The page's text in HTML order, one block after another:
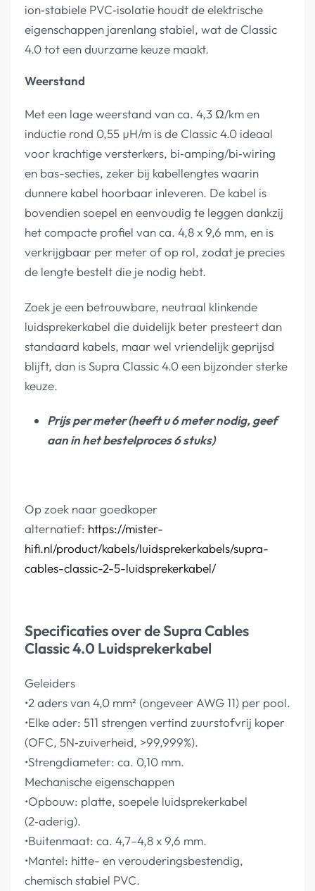
ion‑stabiele PVC‑isolatie houdt de elektrische
eigenschappen jarenlang stabiel, wat de Classic
4.0 tot een duurzame keuze maakt.
Weerstand
Met een lage weerstand van ca. 4,3 Ω/km en
inductie rond 0,55 µH/m is de Classic 4.0 ideaal
voor krachtige versterkers, bi‑amping/bi‑wiring
en bas-secties, zeker bij kabellengtes waarin
dunnere kabel hoorbaar inleveren. De kabel is
bovendien soepel en eenvoudig te leggen dankzij
het compacte profiel van ca. 4,8 x 9,6 mm, en is
verkrijgbaar per meter of op rol, zodat je precies
de lengte bestelt die je nodig hebt.
Zoek je een betrouwbare, neutraal klinkende
luidsprekerkabel die duidelijk beter presteert dan
standaard kabels, maar wel vriendelijk geprijsd
blijft, dan is Supra Classic 4.0 een bijzonder sterke
keuze.
Prijs per meter (heeft u 6 meter nodig, geef
aan in het bestelproces 6 stuks)
Op zoek naar goedkoper
alternatief: https://mister-
hifi.nl/product/kabels/luidsprekerkabels/supra-
cables-classic-2-5-luidsprekerkabel/
Specificaties over de Supra Cables
Classic 4.0 Luidsprekerkabel
Geleiders
•2 aders van 4,0 mm² (ongeveer AWG 11) per pool.
•Elke ader: 511 strengen vertind zuurstofvrij koper
(OFC, 5N‑zuiverheid, >99,999%).
•Strengdiameter: ca. 0,10 mm.
Mechanische eigenschappen
•Opbouw: platte, soepele luidsprekerkabel
(2‑aderig).
•Buitenmaat: ca. 4,7–4,8 x 9,6 mm.
•Mantel: hitte- en verouderingsbestendig,
chemisch stabiel PVC.